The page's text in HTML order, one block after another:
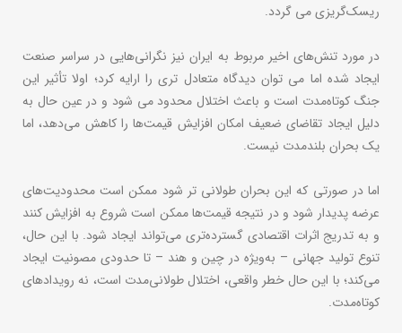
ریسک‌گریزی می گردد.
در مورد تنش‌های اخیر مربوط به ایران نیز نگرانی‌هایی در سراسر صنعت
ایجاد شده اما می توان دیدگاه متعادل تری را ارایه کرد؛ اولا تأثیر این
جنگ کوتاه‌مدت است و باعث اختلال محدود می شود و در عین حال به
دلیل ایجاد تقاضای ضعیف امکان افزایش قیمت‌ها را کاهش می‌دهد، اما
یک بحران بلندمدت نیست.
اما در صورتی که این بحران طولانی تر شود ممکن است محدودیت‌های
عرضه پدیدار شود و در نتیجه قیمت‌ها ممکن است شروع به افزایش کنند
و به تدریج اثرات اقتصادی گسترده‌تری می‌تواند ایجاد شود. با این حال،
تنوع تولید جهانی – به‌ویژه در چین و هند – تا حدودی مصونیت ایجاد
می‌کند؛ با این حال خطر واقعی، اختلال طولانی‌مدت است، نه رویدادهای
کوتاه‌مدت.